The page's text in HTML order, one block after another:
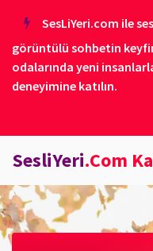
SesLiYeri.com ile
görüntülü sohbetin
odalarında yeni
deneyimine katılın.
SesliYeri.Com